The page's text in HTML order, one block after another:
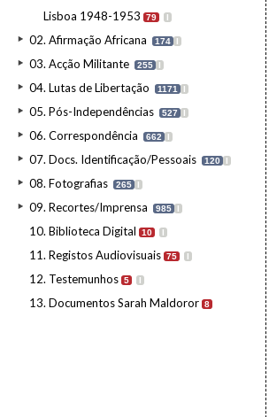
Lisboa 1948-1953 79 I
02. Afirmação Africana 174 I
03. Acção Militante 255 I
04. Lutas de Libertação 1171 I
05. Pós-Independências 527 I
06. Correspondência 662 I
07. Docs. Identificação/Pessoais 120 I
08. Fotografias 265 I
09. Recortes/Imprensa 985 I
10. Biblioteca Digital 10 I
11. Registos Audiovisuais 75 I
12. Testemunhos 5 I
13. Documentos Sarah Maldoror 8